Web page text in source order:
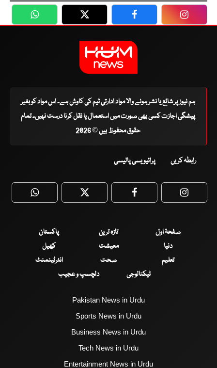
WhatsApp Twitter Facebook
ہم نیوز پر شائع یا نشر ہونے والا مواد ادارتی ٹیم کی کاوش ہے۔ اس مواد کو بغیر
پیشگی اجازت کسی بھی صورت میں استعمال یا نقل کرنا درست نہیں۔ تمام
حقوق محفوظ ہیں © 2026
رابطہ کریں پرائیویسی پالیسی
WhatsApp Twitter Facebook
صفحۂ اول تازہ ترین
پاکستان
دنیا
معیشت
کھیل
تعلیم
صحت
انٹرٹینمنٹ
ٹیکنالوجی
دلچسپ و عجیب
Pakistan News in Urdu
Sports News in Urdu
Business News in Urdu
Tech News in Urdu
Entertainment News in Urdu